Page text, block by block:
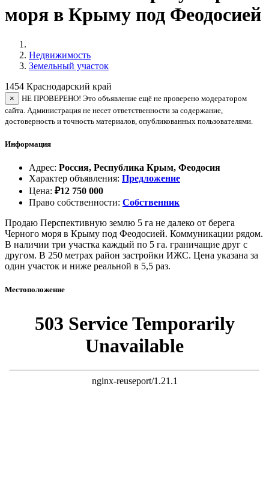
моря в Крыму под Феодосией
Недвижимость
Земельный участок
1454 Краснодарский край
×
НЕ ПРОВЕРЕНО! Это объявление ещё не проверено модератором
сайта. Администрация не несет ответственности за содержание,
достоверность и точность материалов, опубликованных пользователями.
Информация
Адрес: Россия, Республика Крым, Феодосия
Характер объявления: Предложение
Цена: ₽12 750 000
Право собственности: Собственник
Продаю Перспективную землю 5 га не далеко от берега
Черного моря в Крыму под Феодосией. Коммуникации рядом.
В наличии три участка каждый по 5 га. граничащие друг с
другом. В 250 метрах район застройки ИЖС. Цена указана за
один участок и ниже реальной в 5,5 раз.
Местоположение